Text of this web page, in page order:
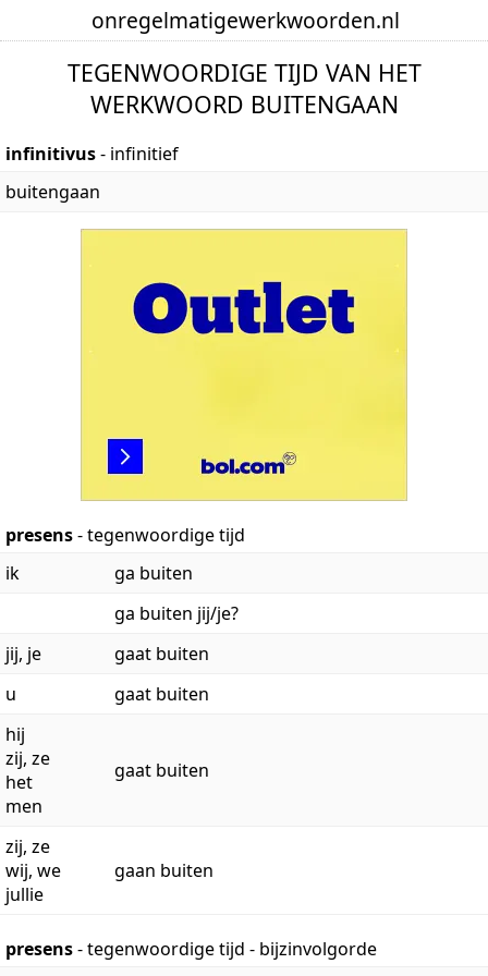
onregelmatigewerkwoorden.nl
TEGENWOORDIGE TIJD VAN HET
WERKWOORD BUITENGAAN
infinitivus- infinitief
buitengaan
presens- tegenwoordige tijd
ik
ga buiten
ga buiten jij/je?
jij, je
gaat buiten
u
gaat buiten
hij
zij, ze
het
men
gaat buiten
zij, ze
wij, we
jullie
gaan buiten
presens- tegenwoordige tijd - bijzinvolgorde